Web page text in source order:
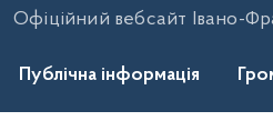
Офіційний вебсайт Івано-
Публічна інформація